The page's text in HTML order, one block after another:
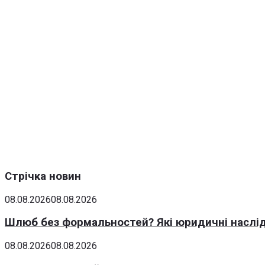
Стрічка новин
08.08.202608.08.2026
Шлюб без формальностей? Які юридичні
08.08.202608.08.2026